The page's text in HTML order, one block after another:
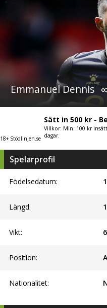
Emmanuel Dennis
18+ Stödlinjen.se
Sätt in 500 kr -
Villkor: Min. 100 kr
dagar.
Spelarprofil
Födelsedatum:
Längd:
Vikt:
Position:
Nationalitet: